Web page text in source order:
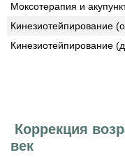
Моксотерапия и
Кинезиотейпирование
Кинезиотейпирование
Коррекция
век